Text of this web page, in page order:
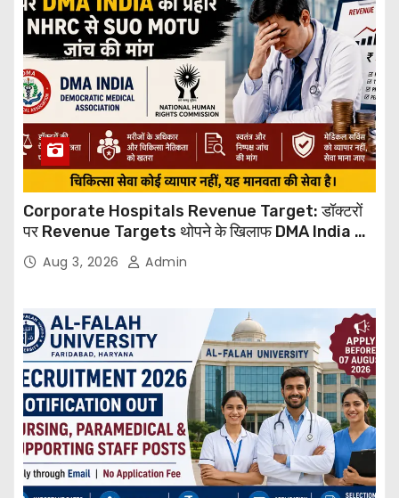
Corporate Hospitals Revenue Target: डॉक्टरों
पर Revenue Targets थोपने के खिलाफ DMA India का
बड़ा कदम, NHRC से Suo Motu जांच की मांग
Aug 3, 2026 Admin